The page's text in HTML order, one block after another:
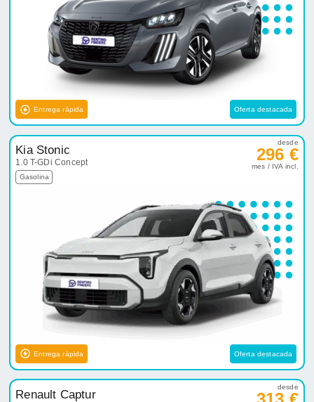
Entrega rápida Oferta destacada
Kia Stonic
1.0 T-GDi Concept
Gasolina
desde
296 €
mes / IVA incl.
Entrega rápida Oferta destacada
Renault Captur
desde